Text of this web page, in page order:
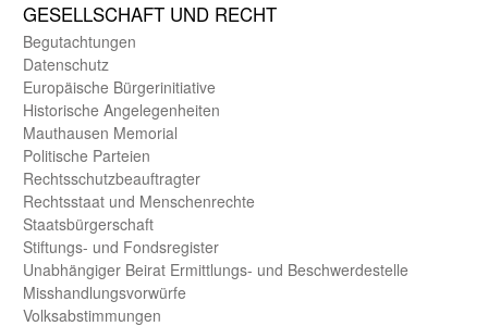
GE­SELL­SCHAFT UND RECHT
Begut­achtungen
Daten­schutz
Europäische Bürger­initiative
Historische Angelegen­heiten
Mauthausen Memorial
Politische Parteien
Rechts­schutz­beauftragter
Rechts­staat und Menschen­rechte
Staats­bürger­schaft
Stiftungs- und Fonds­register
Unab­hängiger Beirat Ermittlungs- und Beschwerde­stelle
Misshandlungs­vorwürfe
Volks­abstimmungen